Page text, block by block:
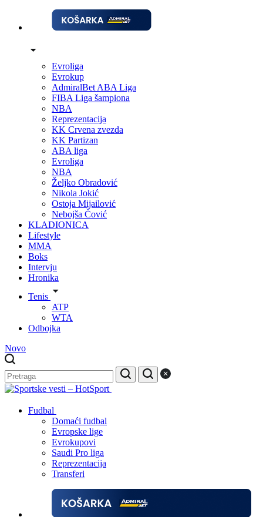
Evroliga
Evrokup
AdmiralBet ABA Liga
FIBA Liga šampiona
NBA
Reprezentacija
KK Crvena zvezda
KK Partizan
ABA liga
Evroliga
NBA
Željko Obradović
Nikola Jokić
Ostoja Mijailović
Nebojša Čović
KLADIONICA
Lifestyle
MMA
Boks
Intervju
Hronika
Tenis
ATP
WTA
Odbojka
Novo
Fudbal
Domaći fudbal
Evropske lige
Evrokupovi
Saudi Pro liga
Reprezentacija
Transferi